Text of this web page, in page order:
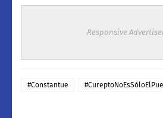
Responsive
#Constantue